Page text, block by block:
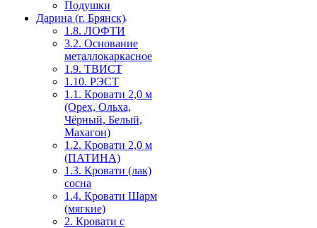
Подушки
Дарина (г. Брянск)
1.8. ЛОФТИ
3.2. Основание
металлокаркасное
1.9. ТВИСТ
1.10. РЭСТ
1.1. Кровати 2,0 м
(Орех, Ольха,
Чёрный, Белый,
Махагон)
1.2. Кровати 2,0 м
(ПАТИНА)
1.3. Кровати (лак)
сосна
1.4. Кровати Шарм
(мягкие)
2. Кровати с